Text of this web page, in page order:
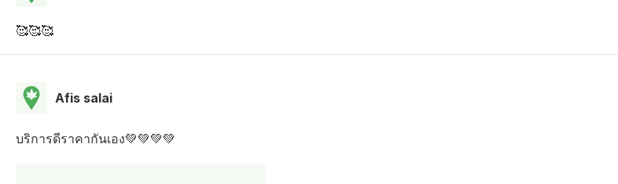
🥰🥰🥰
Afis salai
บริการดีราคากันเอง💚💚💚💚